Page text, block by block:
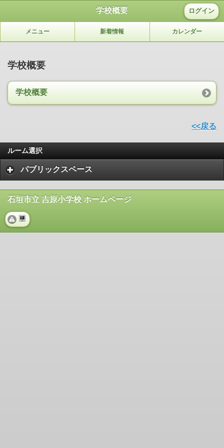
学校概要 ログイン
メニュー 新着情報 カレンダー
学校概要
学校概要
<<戻る
ルーム選択
パブリックスペース
石垣市立 吉原小学校 ホームページ